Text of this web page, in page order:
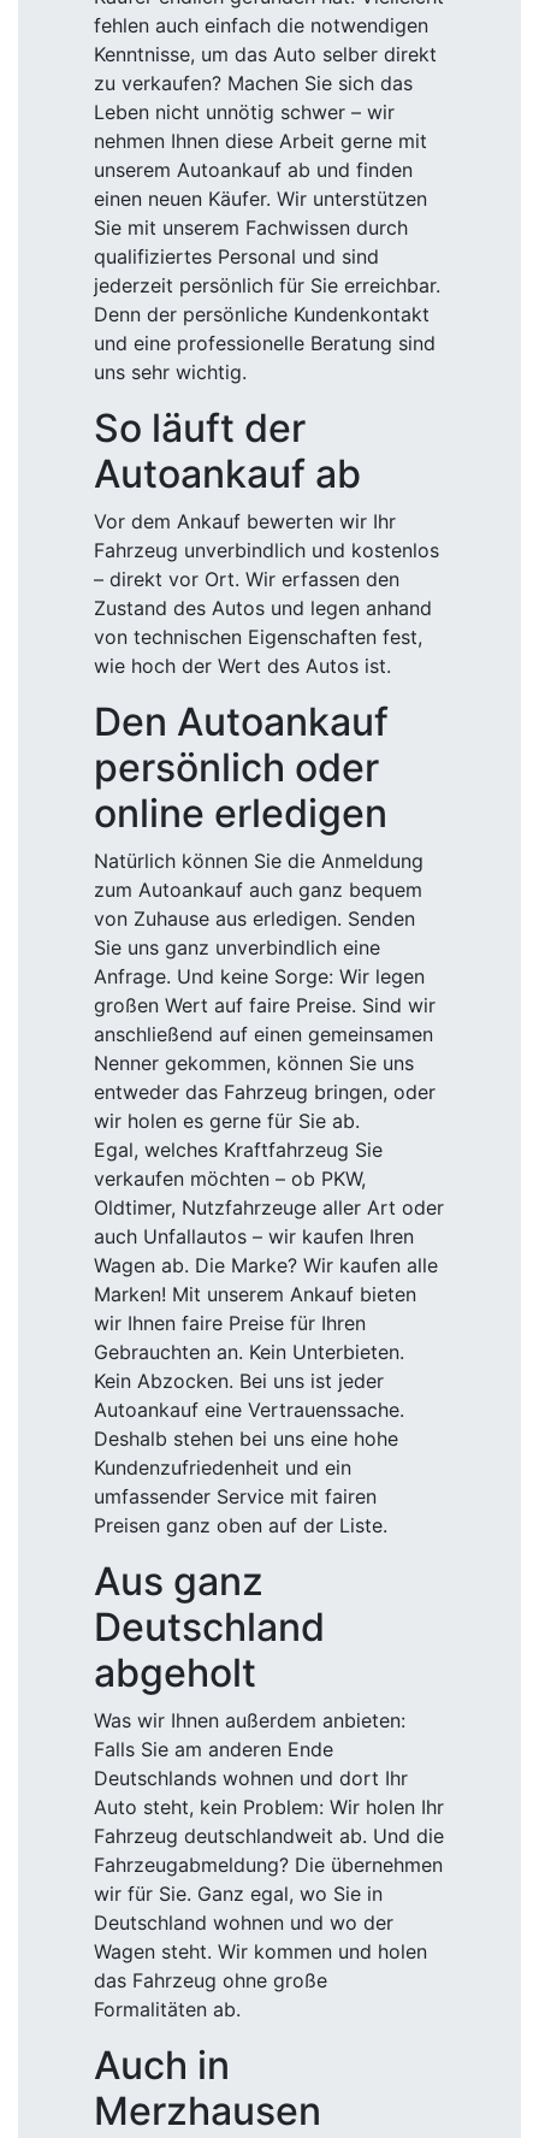
fehlen auch einfach die notwendigen
Kenntnisse, um das Auto selber direkt
zu verkaufen? Machen Sie sich das
Leben nicht unnötig schwer – wir
nehmen Ihnen diese Arbeit gerne mit
unserem Autoankauf ab und finden
einen neuen Käufer. Wir unterstützen
Sie mit unserem Fachwissen durch
qualifiziertes Personal und sind
jederzeit persönlich für Sie erreichbar.
Denn der persönliche Kundenkontakt
und eine professionelle Beratung sind
uns sehr wichtig.
So läuft der
Autoankauf ab
Vor dem Ankauf bewerten wir Ihr
Fahrzeug unverbindlich und kostenlos
– direkt vor Ort. Wir erfassen den
Zustand des Autos und legen anhand
von technischen Eigenschaften fest,
wie hoch der Wert des Autos ist.
Den Autoankauf
persönlich oder
online erledigen
Natürlich können Sie die Anmeldung
zum Autoankauf auch ganz bequem
von Zuhause aus erledigen. Senden
Sie uns ganz unverbindlich eine
Anfrage. Und keine Sorge: Wir legen
großen Wert auf faire Preise. Sind wir
anschließend auf einen gemeinsamen
Nenner gekommen, können Sie uns
entweder das Fahrzeug bringen, oder
wir holen es gerne für Sie ab.
Egal, welches Kraftfahrzeug Sie
verkaufen möchten – ob PKW,
Oldtimer, Nutzfahrzeuge aller Art oder
auch Unfallautos – wir kaufen Ihren
Wagen ab. Die Marke? Wir kaufen alle
Marken! Mit unserem Ankauf bieten
wir Ihnen faire Preise für Ihren
Gebrauchten an. Kein Unterbieten.
Kein Abzocken. Bei uns ist jeder
Autoankauf eine Vertrauenssache.
Deshalb stehen bei uns eine hohe
Kundenzufriedenheit und ein
umfassender Service mit fairen
Preisen ganz oben auf der Liste.
Aus ganz
Deutschland
abgeholt
Was wir Ihnen außerdem anbieten:
Falls Sie am anderen Ende
Deutschlands wohnen und dort Ihr
Auto steht, kein Problem: Wir holen Ihr
Fahrzeug deutschlandweit ab. Und die
Fahrzeugabmeldung? Die übernehmen
wir für Sie. Ganz egal, wo Sie in
Deutschland wohnen und wo der
Wagen steht. Wir kommen und holen
das Fahrzeug ohne große
Formalitäten ab.
Auch in
Merzhausen